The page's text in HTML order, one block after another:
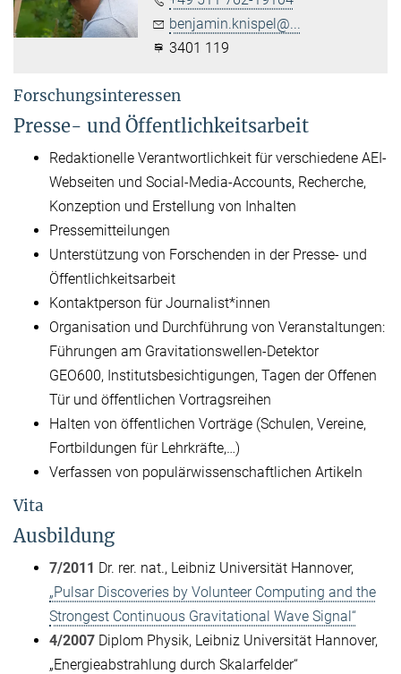
benjamin.knispel@...
3401 119
Forschungsinteressen
Presse- und Öffentlichkeitsarbeit
Redaktionelle Verantwortlichkeit für verschiedene AEI-
Webseiten und Social-Media-Accounts, Recherche,
Konzeption und Erstellung von Inhalten
Pressemitteilungen
Unterstützung von Forschenden in der Presse- und
Öffentlichkeitsarbeit
Kontaktperson für Journalist*innen
Organisation und Durchführung von Veranstaltungen:
Führungen am Gravitationswellen-Detektor
GEO600, Institutsbesichtigungen, Tagen der Offenen
Tür und öffentlichen Vortragsreihen
Halten von öffentlichen Vorträge (Schulen, Vereine,
Fortbildungen für Lehrkräfte,…)
Verfassen von populärwissenschaftlichen Artikeln
Vita
Ausbildung
7/2011 Dr. rer. nat., Leibniz Universität Hannover,
„Pulsar Discoveries by Volunteer Computing and the
Strongest Continuous Gravitational Wave Signal“
4/2007 Diplom Physik, Leibniz Universität Hannover,
„Energieabstrahlung durch Skalarfelder“